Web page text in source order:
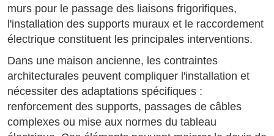
murs pour le passage des liaisons frigorifiques,
l'installation des supports muraux et le raccordement
électrique constituent les principales interventions.
Dans une maison ancienne, les contraintes
architecturales peuvent compliquer l'installation et
nécessiter des adaptations spécifiques :
renforcement des supports, passages de câbles
complexes ou mise aux normes du tableau